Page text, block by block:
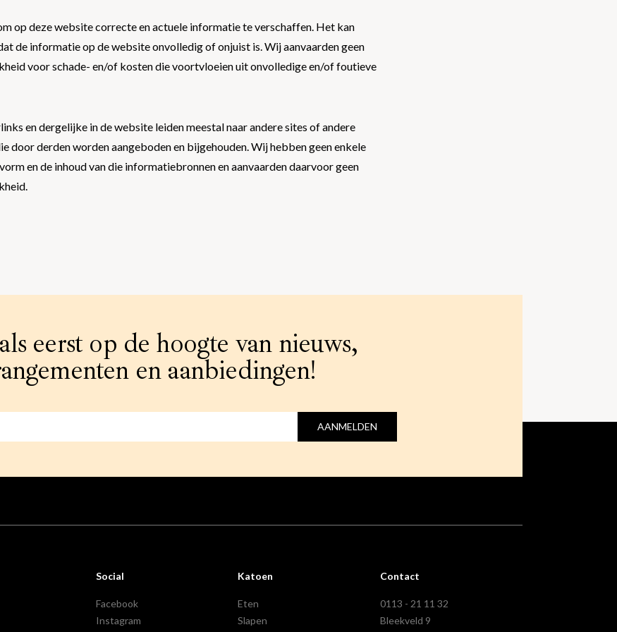
op deze website correcte en actuele informatie te verschaffen. Het kan
de informatie op de website onvolledig of onjuist is. Wij aanvaarden geen
voor schade- en/of kosten die voortvloeien uit onvolledige en/of foutieve
en dergelijke in de website leiden meestal naar andere sites of andere
door derden worden aangeboden en bijgehouden. Wij hebben geen enkele
en de inhoud van die informatiebronnen en aanvaarden daarvoor geen
eerst op de hoogte van nieuws,
en aanbiedingen!
AANMELDEN
Social
Facebook
Instagram
Katoen
Eten
Slapen
Contact
0113 - 21 11 32
Bleekveld 9